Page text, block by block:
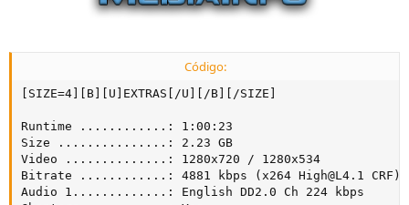
Código:
[SIZE=4][B][U]EXTRAS[/U][/B][/SIZE]
Runtime ............: 1:00:23
Size ...............: 2.23 GB
Video ..............: 1280x720 / 1280x534
Bitrate ............: 4881 kbps (x264 High@L4.1 CRF)
Audio 1.............: English DD2.0 Ch 224 kbps